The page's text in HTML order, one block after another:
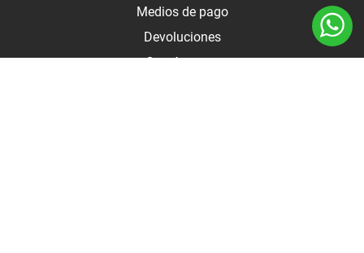
Medios de pago
Devoluciones
Contáctanos